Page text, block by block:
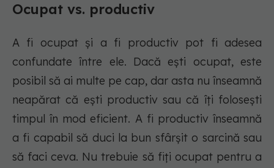
Ocupat vs. productiv
A fi ocupat și a fi productiv pot fi adesea
confundate între ele. Dacă ești ocupat, este
posibil să ai multe pe cap, dar asta nu înseamnă
neapărat că ești productiv sau că îți folosești
timpul în mod eficient. A fi productiv înseamnă
a fi capabil să duci la bun sfârșit o sarcină sau
să faci ceva. Nu trebuie să fiți ocupat pentru a